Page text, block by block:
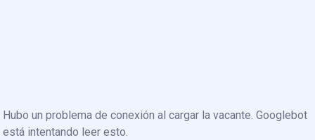
Hubo un problema de conexión al cargar la vacante. Googlebot
está intentando leer esto.